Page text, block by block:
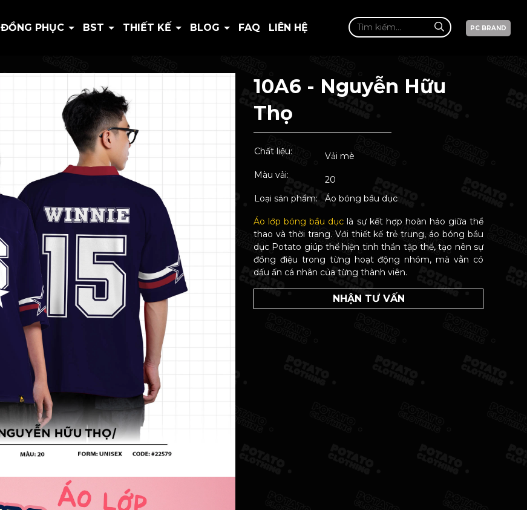
ĐỒNG PHỤC BST THIẾT KẾ BLOG FAQ LIÊN HỆ PC BRAND
10A6 - Nguyễn Hữu
Thọ
Chất liệu:
Vải mè
Màu vải:
20
Loại sản phẩm:
Áo bóng bầu dục
Áo lớp bóng bầu dục là sự kết hợp hoàn hảo giữa thể
thao và thời trang. Với thiết kế trẻ trung, áo bóng bầu
dục Potato giúp thể hiện tinh thần tập thể, tạo nên sự
đồng điệu trong từng hoạt động nhóm, mà vẫn có
dấu ấn cá nhân của từng thành viên.
NHẬN TƯ VẤN